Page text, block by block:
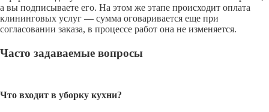
а вы подписываете его. На этом же этапе происходит оплата
клининговых услуг — сумма оговаривается еще при
согласовании заказа, в процессе работ она не изменяется.
Часто задаваемые вопросы
Что входит в уборку кухни?